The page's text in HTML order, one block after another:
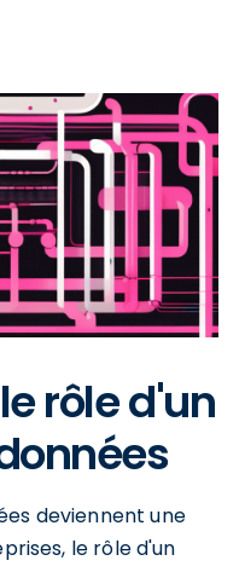
rôle d'un
deviennent une
le rôle d'un